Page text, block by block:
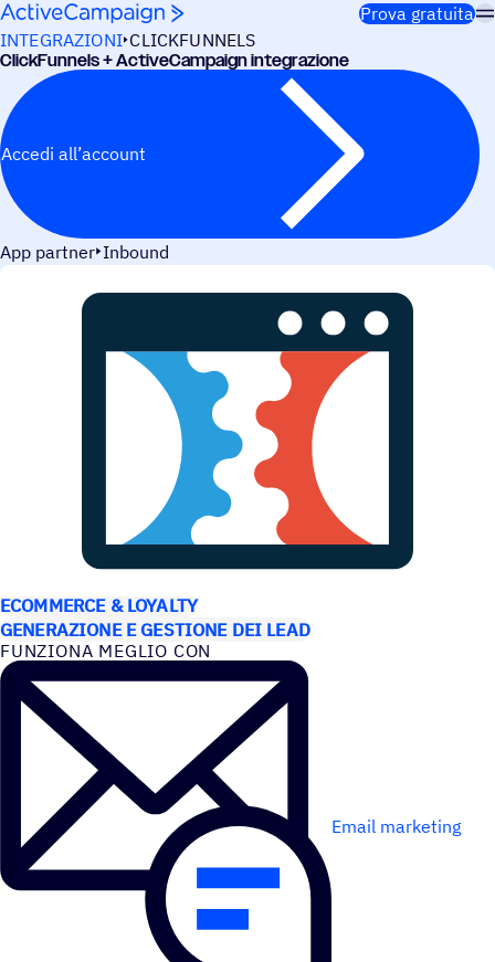
Salta al contenuto
Prova gratuita
INTEGRAZIONI CLICKFUNNELS
Click­Fun­nels + ActiveCampaign integrazione
Accedi all’account
App partner Inbound
ECOMMERCE & LOYALTY
GENERAZIONE E GESTIONE DEI LEAD
FUNZIONA MEGLIO CON
Email marketing